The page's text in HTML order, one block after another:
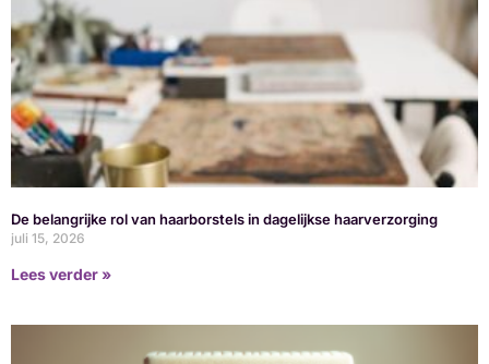
De belangrijke rol van haarborstels in dagelijkse haarverzorging
juli 15, 2026
Lees verder »